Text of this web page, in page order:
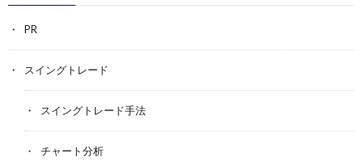
PR
スイングトレード
スイングトレード手法
チャート分析